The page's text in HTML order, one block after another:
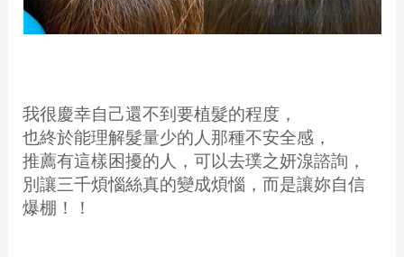
我很慶幸自己還不到要植髮的程度，
也終於能理解髮量少的人那種不安全感，
推薦有這樣困擾的人，可以去璞之妍湶諮詢，
別讓三千煩惱絲真的變成煩惱，而是讓妳自信
爆棚！！